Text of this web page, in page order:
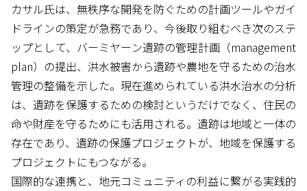
カサル氏は、無秩序な開発を防ぐための計画ツールやガイ
ドラインの策定が急務であり、今後取り組むべき次のステ
ップとして、バーミヤーン遺跡の管理計画（management
plan）の提出、洪水被害から遺跡や農地を守るための治水
管理の整備を示した。現在進められている洪水治水の分析
は、遺跡を保護するための検討というだけでなく、住民の
命や財産を守るためにも活用される。遺跡は地域と一体の
存在であり、遺跡の保護プロジェクトが、地域を保護する
プロジェクトにもつながる。
国際的な連携と、地元コミュニティの利益に繋がる実践的